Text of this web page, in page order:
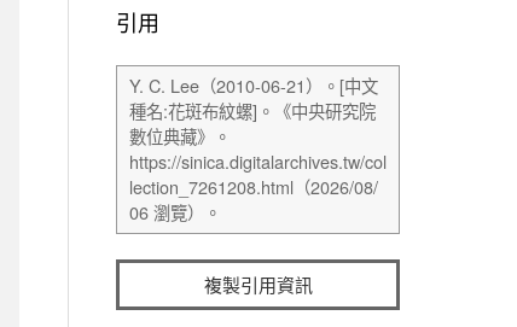
引用
複製引用資訊